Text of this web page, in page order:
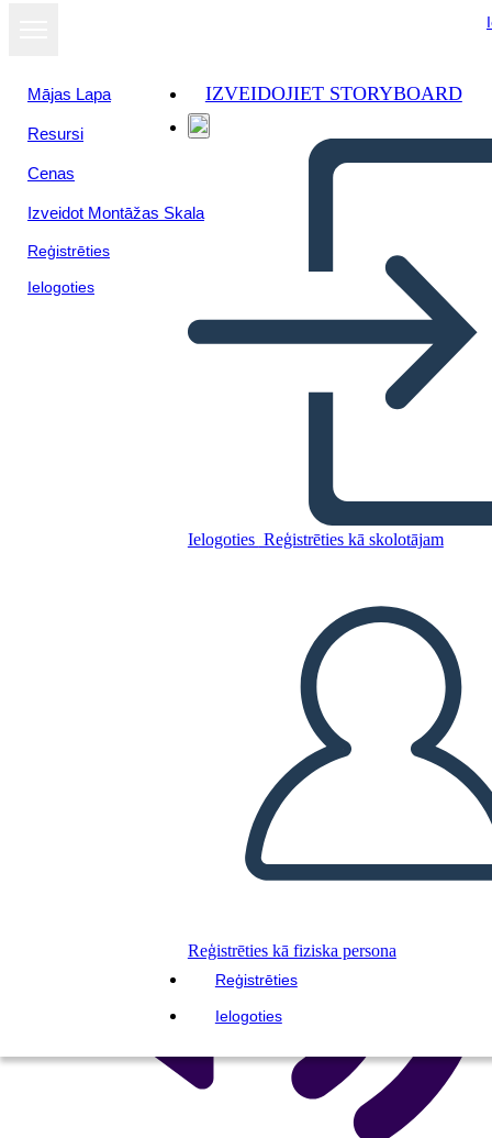
Mājas Lapa
Resursi
Cenas
Izveidot Montāžas Skala
Reģistrēties
Ielogoties
IZVEIDOJIET STORYBOARD
Ielogoties Reģistrēties kā skolotājam
Reģistrēties kā fiziska persona
Reģistrēties
Ielogoties
Klientu Ceļojuma Veidne 1
IZVEIDOT STĀSTU SHĒMU
ATSKAŅOT SLAIDRĀDI
IZLASI MAN